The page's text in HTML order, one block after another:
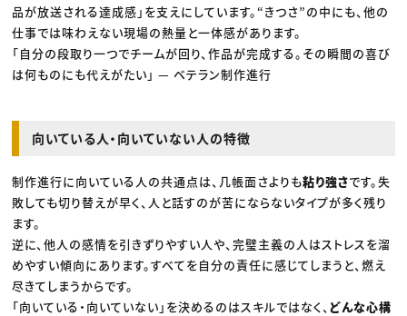
品が放送される達成感」を支えにしています。“きつさ”の中にも、他の
仕事では味わえない現場の熱量と一体感があります。
「自分の段取り一つでチームが回り、作品が完成する。その瞬間の喜び
は何ものにも代えがたい」 — ベテラン制作進行
向いている人・向いていない人の特徴
制作進行に向いている人の共通点は、几帳面さよりも粘り強さです。失
敗しても切り替えが早く、人と話すのが苦にならないタイプが多く残り
ます。
逆に、他人の感情を引きずりやすい人や、完璧主義の人はストレスを溜
めやすい傾向にあります。すべてを自分の責任に感じてしまうと、燃え
尽きてしまうからです。
「向いている・向いていない」を決めるのはスキルではなく、どんな心構